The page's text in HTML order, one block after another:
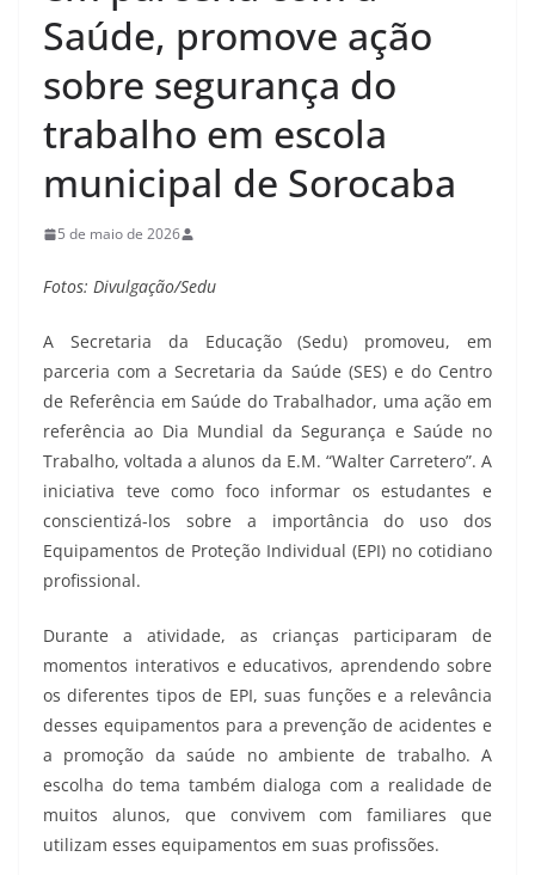
Saúde, promove ação
sobre segurança do
trabalho em escola
municipal de Sorocaba
5 de maio de 2026
Fotos: Divulgação/Sedu
A Secretaria da Educação (Sedu) promoveu, em
parceria com a Secretaria da Saúde (SES) e do Centro
de Referência em Saúde do Trabalhador, uma ação em
referência ao Dia Mundial da Segurança e Saúde no
Trabalho, voltada a alunos da E.M. “Walter Carretero”. A
iniciativa teve como foco informar os estudantes e
conscientizá-los sobre a importância do uso dos
Equipamentos de Proteção Individual (EPI) no cotidiano
profissional.
Durante a atividade, as crianças participaram de
momentos interativos e educativos, aprendendo sobre
os diferentes tipos de EPI, suas funções e a relevância
desses equipamentos para a prevenção de acidentes e
a promoção da saúde no ambiente de trabalho. A
escolha do tema também dialoga com a realidade de
muitos alunos, que convivem com familiares que
utilizam esses equipamentos em suas profissões.